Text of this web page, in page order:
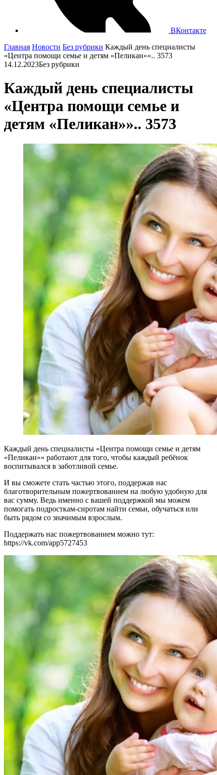
ВКонтакте
Главная Новости Без рубрики Каждый день специалисты
«Центра помощи семье и детям «Пеликан»».. 3573
14.12.2023Без рубрики
Каждый день специалисты
«Центра помощи семье и
детям «Пеликан»».. 3573
Каждый день специалисты «Центра помощи семье и детям
«Пеликан»» работают для того, чтобы каждый ребёнок
воспитывался в заботливой семье.
И вы сможете стать частью этого, поддержав нас
благотворительным пожертвованием на любую удобную для
вас сумму. Ведь именно с вашей поддержкой мы можем
помогать подросткам-сиротам найти семьи, обучаться или
быть рядом со значимым взрослым.
Поддержать нас пожертвованием можно тут:
https://vk.com/app5727453